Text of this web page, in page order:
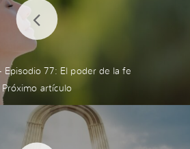
Episodio 77: El poder de la fe